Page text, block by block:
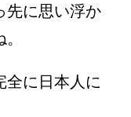
先に思い浮か
全に日本人に